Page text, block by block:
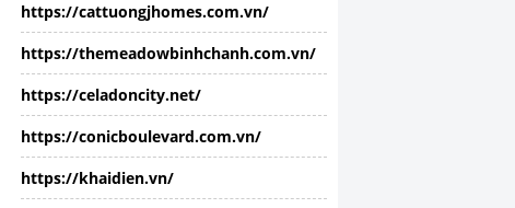
https://cattuongjhomes.com.vn/
https://themeadowbinhchanh.com.vn/
https://celadoncity.net/
https://conicboulevard.com.vn/
https://khaidien.vn/